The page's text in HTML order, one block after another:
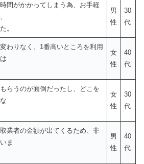
間がかかってしまう為、お手軽
。
男
性
30
代
わりなく、1番高いところを利用
女
性
40
代
らうのが面倒だったし、どこを
女
性
30
代
業者の金額が出てくるため、非
ま
男
性
40
代